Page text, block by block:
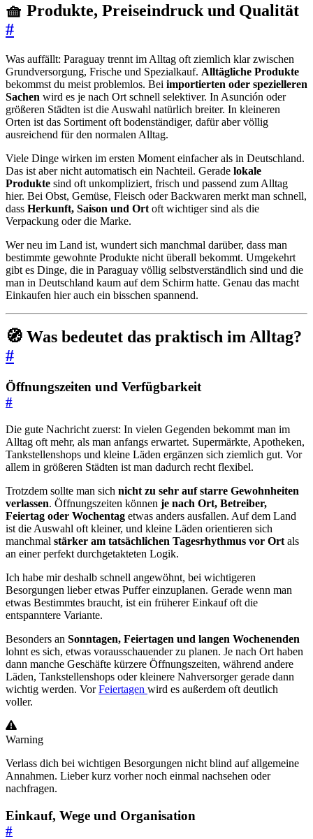
🧺 Produkte, Preiseindruck und Qualität
#
Was auffällt: Paraguay trennt im Alltag oft ziemlich klar zwischen
Grundversorgung, Frische und Spezialkauf. Alltägliche Produkte
bekommst du meist problemlos. Bei importierten oder spezielleren
Sachen wird es je nach Ort schnell selektiver. In Asunción oder
größeren Städten ist die Auswahl natürlich breiter. In kleineren
Orten ist das Sortiment oft bodenständiger, dafür aber völlig
ausreichend für den normalen Alltag.
Viele Dinge wirken im ersten Moment einfacher als in Deutschland.
Das ist aber nicht automatisch ein Nachteil. Gerade lokale
Produkte sind oft unkompliziert, frisch und passend zum Alltag
hier. Bei Obst, Gemüse, Fleisch oder Backwaren merkt man schnell,
dass Herkunft, Saison und Ort oft wichtiger sind als die
Verpackung oder die Marke.
Wer neu im Land ist, wundert sich manchmal darüber, dass man
bestimmte gewohnte Produkte nicht überall bekommt. Umgekehrt
gibt es Dinge, die in Paraguay völlig selbstverständlich sind und die
man in Deutschland kaum auf dem Schirm hatte. Genau das macht
Einkaufen hier auch ein bisschen spannend.
🧭 Was bedeutet das praktisch im Alltag?
#
Öffnungszeiten und Verfügbarkeit
#
Die gute Nachricht zuerst: In vielen Gegenden bekommt man im
Alltag oft mehr, als man anfangs erwartet. Supermärkte, Apotheken,
Tankstellenshops und kleine Läden ergänzen sich ziemlich gut. Vor
allem in größeren Städten ist man dadurch recht flexibel.
Trotzdem sollte man sich nicht zu sehr auf starre Gewohnheiten
verlassen. Öffnungszeiten können je nach Ort, Betreiber,
Feiertag oder Wochentag etwas anders ausfallen. Auf dem Land
ist die Auswahl oft kleiner, und kleine Läden orientieren sich
manchmal stärker am tatsächlichen Tagesrhythmus vor Ort als
an einer perfekt durchgetakteten Logik.
Ich habe mir deshalb schnell angewöhnt, bei wichtigeren
Besorgungen lieber etwas Puffer einzuplanen. Gerade wenn man
etwas Bestimmtes braucht, ist ein früherer Einkauf oft die
entspanntere Variante.
Besonders an Sonntagen, Feiertagen und langen Wochenenden
lohnt es sich, etwas vorausschauender zu planen. Je nach Ort haben
dann manche Geschäfte kürzere Öffnungszeiten, während andere
Läden, Tankstellenshops oder kleinere Nahversorger gerade dann
wichtig werden. VorFeiertagen wird es außerdem oft deutlich
voller.
Warning
Verlass dich bei wichtigen Besorgungen nicht blind auf allgemeine
Annahmen. Lieber kurz vorher noch einmal nachsehen oder
nachfragen.
Einkauf, Wege und Organisation
#